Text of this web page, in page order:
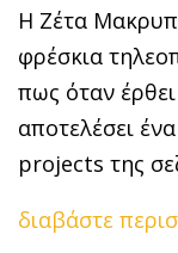
Η Ζέτα
φρέσκια
πως όταν
αποτελέσει
projects της
διαβάστε